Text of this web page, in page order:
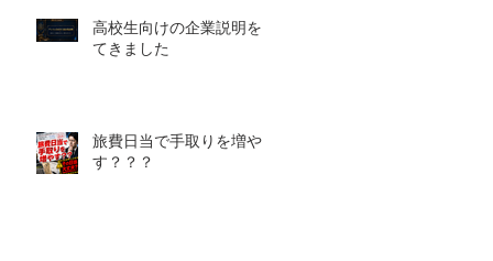
高校生向けの企業説明をし
てきました
旅費日当で手取りを増や
す？？？